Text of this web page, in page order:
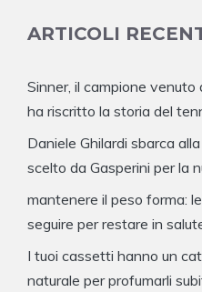
ARTICOLI
Sinner, il campione venuto
ha riscritto la storia del
Daniele Ghilardi sbarca
scelto da Gasperini per la
mantenere il peso forma:
seguire per restare in
I tuoi cassetti hanno un
naturale per profumarli